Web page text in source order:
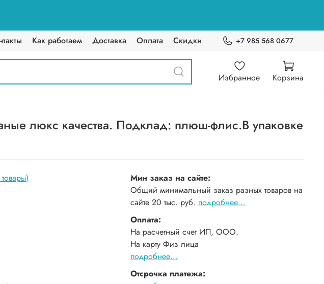
Как работаем Доставка Оплата Скидки +7 985 568 0677
Избранное Корзина
люкс качества. Подклад: плюш-флис.В упаковке
Мин заказ на сайте:
Общий минимальный заказ разных товаров на
сайте 20 тыс. руб. подробнее...
Оплата:
На расчетный счет ИП, ООО.
На карту Физ лица
подробнее...
Отсрочка платежа: